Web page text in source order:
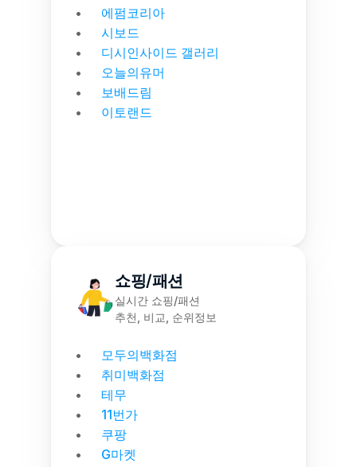
에펌코리아
시보드
디시인사이드 갤러리
오늘의유머
보배드림
이토랜드
쇼핑/패션
실시간 쇼핑/패션
추천, 비교, 순위정보
모두의백화점
취미백화점
테무
11번가
쿠팡
G마켓